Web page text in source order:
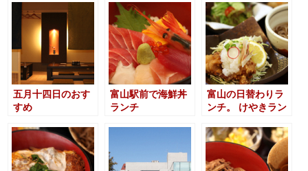
五月十四日のおす
すめ
富山駅前で海鮮丼
ランチ
富山の日替わりラ
ンチ。 けやきラン